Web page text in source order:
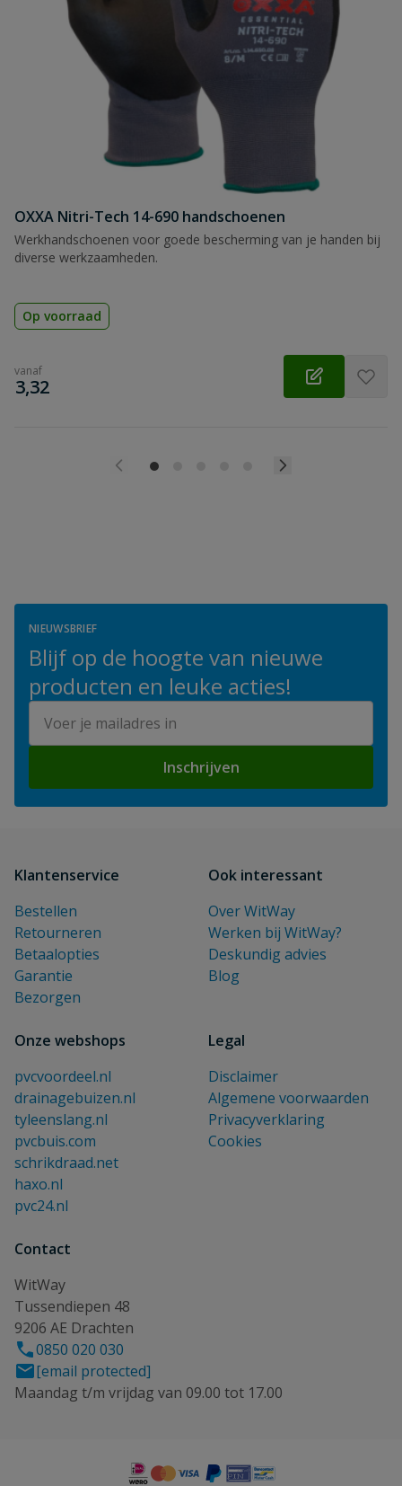
OXXA Nitri-Tech 14-690 handschoenen
Werkhandschoenen voor goede bescherming van je handen bij
diverse werkzaamheden.
Op voorraad
vanaf
€
3,32
NIEUWSBRIEF
Blijf op de hoogte van nieuwe
producten en leuke acties!
Inschrijven
Klantenservice
Bestellen
Retourneren
Betaalopties
Garantie
Bezorgen
Ook interessant
Over WitWay
Werken bij WitWay?
Deskundig advies
Blog
Onze webshops
pvcvoordeel.nl
drainagebuizen.nl
tyleenslang.nl
pvcbuis.com
schrikdraad.net
haxo.nl
pvc24.nl
Legal
Disclaimer
Algemene voorwaarden
Privacyverklaring
Cookies
Contact
WitWay
Tussendiepen 48
9206 AE Drachten
0850 020 030
[email protected]
Maandag t/m vrijdag van 09.00 tot 17.00